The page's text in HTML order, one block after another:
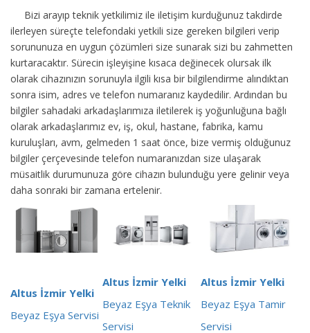
Bizi arayıp teknik yetkilimiz ile iletişim kurduğunuz takdirde
ilerleyen süreçte telefondaki yetkili size gereken bilgileri verip
sorununuza en uygun çözümleri size sunarak sizi bu zahmetten
kurtaracaktır. Sürecin işleyişine kısaca değinecek olursak ilk
olarak cihazınızın sorunuyla ilgili kısa bir bilgilendirme alındıktan
sonra isim, adres ve telefon numaranız kaydedilir. Ardından bu
bilgiler sahadaki arkadaşlarımıza iletilerek iş yoğunluğuna bağlı
olarak arkadaşlarımız ev, iş, okul, hastane, fabrika, kamu
kuruluşları, avm, gelmeden 1 saat önce, bize vermiş olduğunuz
bilgiler çerçevesinde telefon numaranızdan size ulaşarak
müsaitlik durumunuza göre cihazın bulunduğu yere gelinir veya
daha sonraki bir zamana ertelenir.
Altus İzmir Yelki
Beyaz Eşya Servisi
Altus İzmir Yelki
Beyaz Eşya Teknik
Servisi
Altus İzmir Yelki
Beyaz Eşya Tamir
Servisi